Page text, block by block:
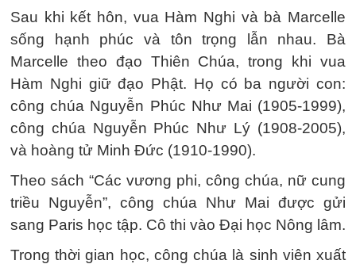
Sau khi kết hôn, vua Hàm Nghi và bà Marcelle
sống hạnh phúc và tôn trọng lẫn nhau. Bà
Marcelle theo đạo Thiên Chúa, trong khi vua
Hàm Nghi giữ đạo Phật. Họ có ba người con:
công chúa Nguyễn Phúc Như Mai (1905-1999),
công chúa Nguyễn Phúc Như Lý (1908-2005),
và hoàng tử Minh Đức (1910-1990).
Theo sách “Các vương phi, công chúa, nữ cung
triều Nguyễn”, công chúa Như Mai được gửi
sang Paris học tập. Cô thi vào Đại học Nông lâm.
Trong thời gian học, công chúa là sinh viên xuất